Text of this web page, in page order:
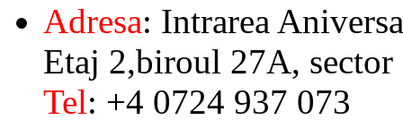
Adresa: Intrarea
Etaj 2,biroul 27A, sector
Tel: +4 0724 937 073